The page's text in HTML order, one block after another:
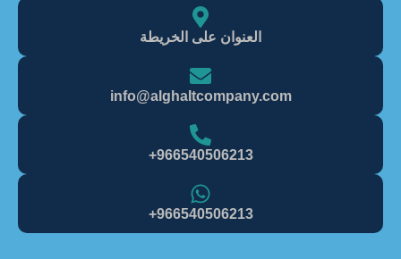
العنوان على الخريطة
info@alghaItcompany.com
966540506213+
966540506213+